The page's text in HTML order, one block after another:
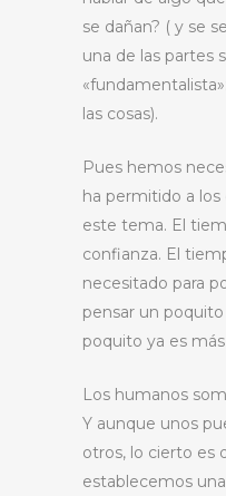
se dañan? ( y se
una de las partes
las cosas).
Pues hemos
ha permitido a
este tema. El
confianza. El
necesitado para
pensar un
poquito ya es
Los humanos
Y aunque unos
otros, lo cierto es
establecemos